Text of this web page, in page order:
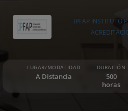
IPFAP INSTITUTO
LUGAR/MODALIDAD
A Distancia
DURACIÓN
500
horas